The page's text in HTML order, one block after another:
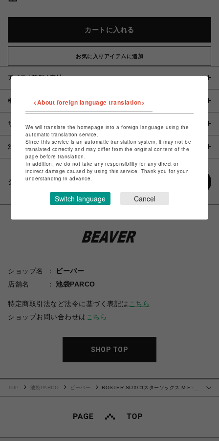
カートに入れる
お気に入りアイテムに追加
アイテム説明 / 素材
概要
サイズ
注意事項
シェアする
ショップ名
ビーバー
店舗名
池袋PARCO
特定商取引法など法令に基づく表記は こちら
ショップお問い合わせは こちら
SHOP TOP
TOP 池袋PARCO ビーバー
ROSTER SOX/ロスターソックス M EYE
<About foreign language translation>
We will translate the homepage into a foreign language using the
automatic translation service.
Since this service is an automatic translation system, it may not be
translated correctly and may differ from the original content of the
page before translation.
In addition, we do not take any responsibility for any direct or
indirect damage caused by using this service. Thank you for your
understanding in advance.
Switch language Cancel